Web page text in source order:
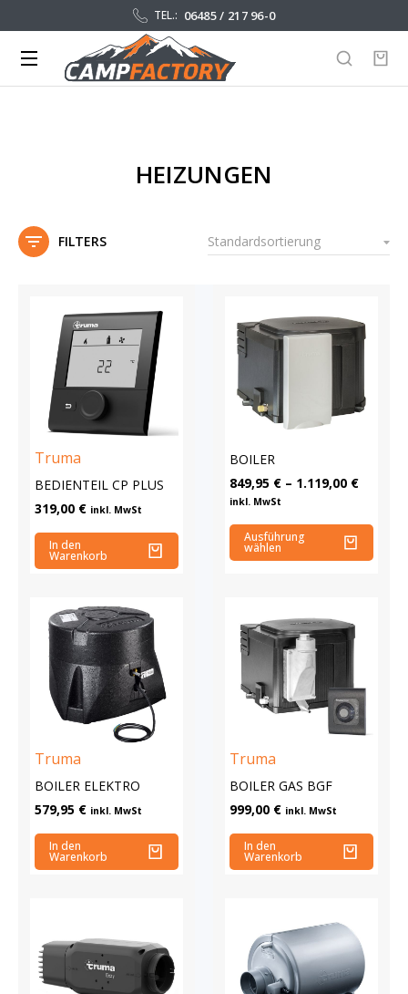
TEL.: 06485 / 217 96-0
HEIZUNGEN
FILTERS
Truma
BEDIENTEIL CP PLUS
319,00 € inkl. MwSt
In den
Warenkorb
BOILER
849,95 € – 1.119,00 €
inkl. MwSt
Ausführung
wählen
Truma
BOILER ELEKTRO
579,95 € inkl. MwSt
In den
Warenkorb
Truma
BOILER GAS BGF
999,00 € inkl. MwSt
In den
Warenkorb